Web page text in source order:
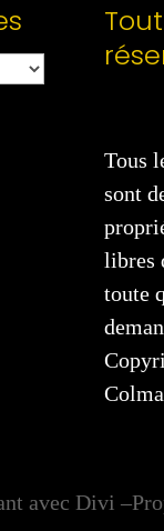
Tous
sont
libres
toute
avec Divi